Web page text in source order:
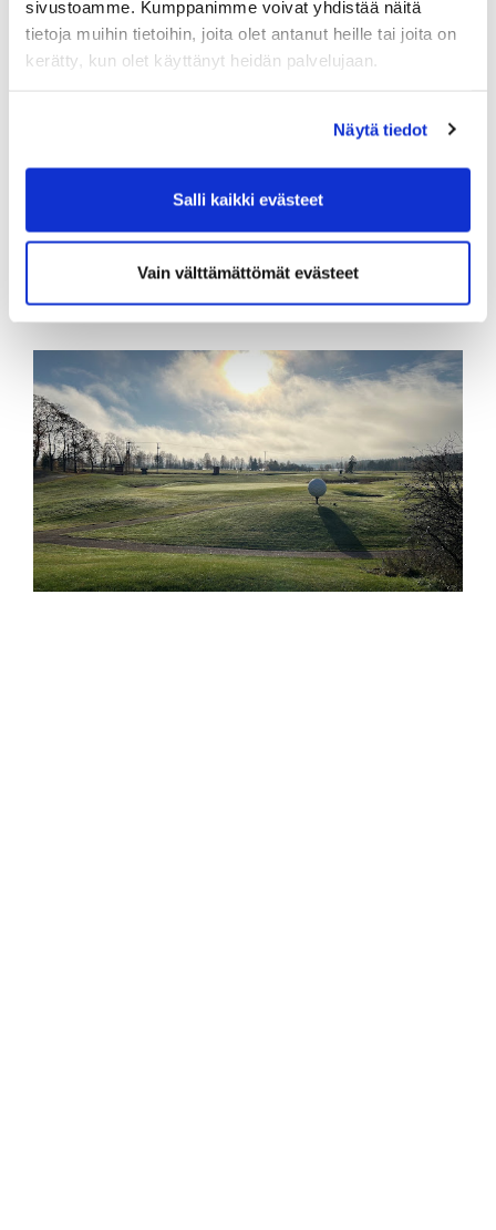
sivustoamme. Kumppanimme voivat yhdistää näitä
tietoja muihin tietoihin, joita olet antanut heille tai joita on
kerätty, kun olet käyttänyt heidän palvelujaan.
Näytä tiedot
Salli kaikki evästeet
Vain välttämättömät evästeet
ennakkoon. Toimiston väki pitää pois lomia ja
näin ollen emme ole tavoitettavissa joka
arkipäivä. Simulaattorin vikapäivystys palvelee
Sähköpostitse caddiemaster@iittigolf.com
Teemme talvikaudella töitä myös etänä,
joten sovithan tapaamiset ennakkoon.